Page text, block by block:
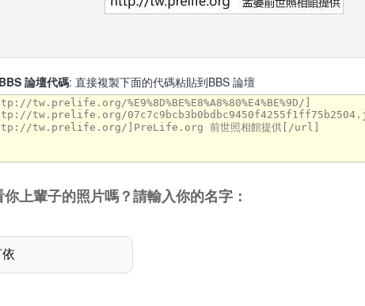
BBS 論壇代碼: 直接複製下面的代碼粘貼到BBS 論壇
上輩子的照片嗎？請輸入你的名字：